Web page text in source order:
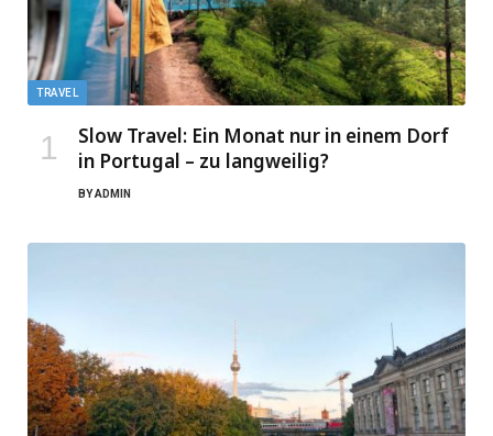
TRAVEL
Slow Travel: Ein Monat nur in einem Dorf
in Portugal – zu langweilig?
BYADMIN